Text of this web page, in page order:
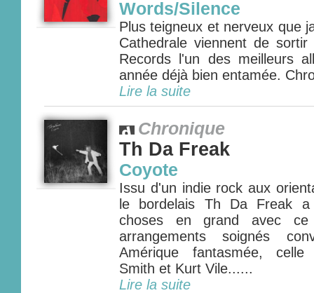
Words/Silence
Plus teigneux et nerveux que
Cathedrale viennent de
Records l'un des meilleurs
année déjà bien entamée.
Lire la suite
Chronique
Th Da Freak
Coyote
Issu d'un indie rock aux
le bordelais Th Da Freak
choses en grand avec
arrangements soignés
Amérique fantasmée, celle
Smith et Kurt Vile......
Lire la suite